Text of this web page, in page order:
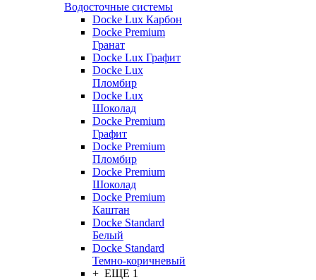
Водосточные системы
Docke Lux Карбон
Docke Premium
Гранат
Docke Lux Графит
Docke Lux
Пломбир
Docke Lux
Шоколад
Docke Premium
Графит
Docke Premium
Пломбир
Docke Premium
Шоколад
Docke Premium
Каштан
Docke Standard
Белый
Docke Standard
Темно-коричневый
+ ЕЩЕ 1